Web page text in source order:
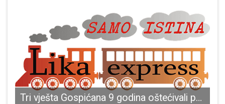
Tri vješta Gospićana 9 godina oštećivali pravnu osobu iz Zagreba